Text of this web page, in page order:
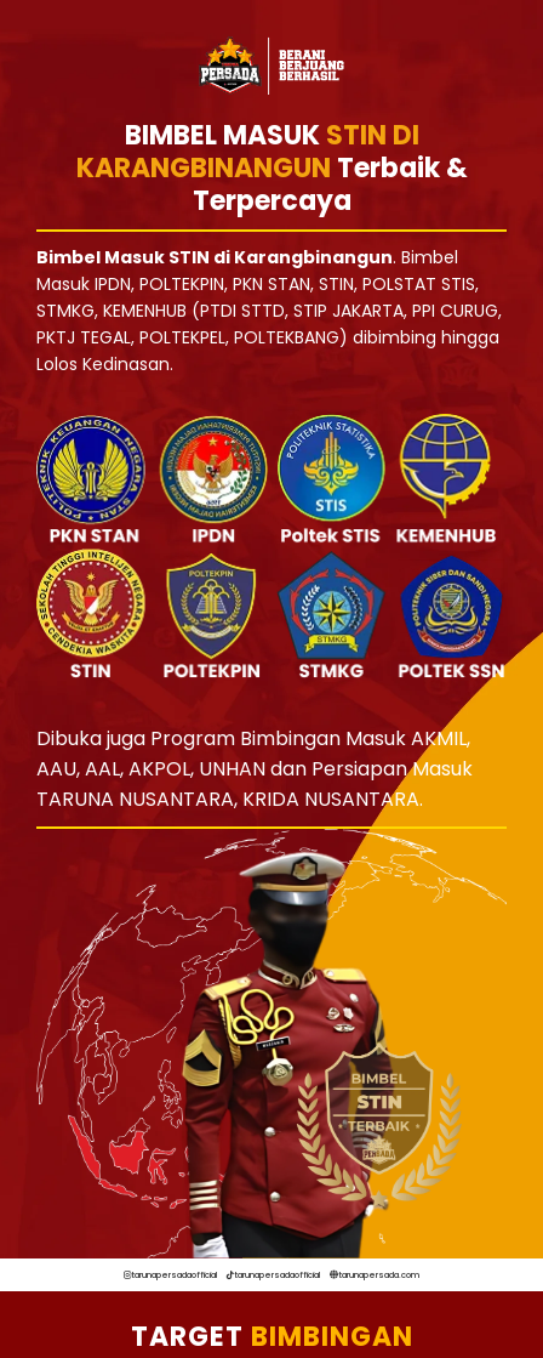
BIMBEL MASUKSTIN DI
KARANGBINANGUN Terbaik &
Terpercaya
Bimbel Masuk STIN di Karangbinangun. Bimbel
Masuk IPDN, POLTEKPIN, PKN STAN, STIN, POLSTAT STIS,
STMKG, KEMENHUB (PTDI STTD, STIP JAKARTA, PPI CURUG,
PKTJ TEGAL, POLTEKPEL, POLTEKBANG) dibimbing hingga
Lolos Kedinasan.
Dibuka juga Program Bimbingan Masuk AKMIL,
AAU, AAL, AKPOL, UNHAN dan Persiapan Masuk
TARUNA NUSANTARA, KRIDA NUSANTARA.
tarunapersadaofficial tarunapersadaofficial tarunapersada.com
TARGET BIMBINGAN